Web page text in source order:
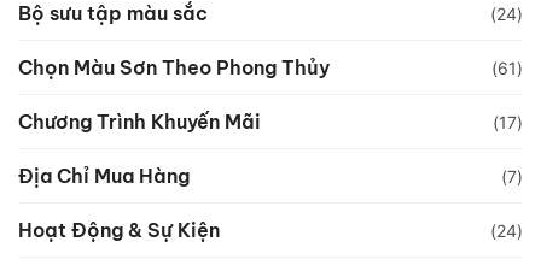
Bộ sưu tập màu sắc (24)
Chọn Màu Sơn Theo Phong Thủy (61)
Chương Trình Khuyến Mãi (17)
Địa Chỉ Mua Hàng (7)
Hoạt Động & Sự Kiện (24)